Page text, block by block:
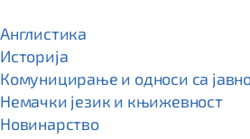
Англистика
Историја
Комуницирање и односи са
Немачки језик и књижевност
Новинарство